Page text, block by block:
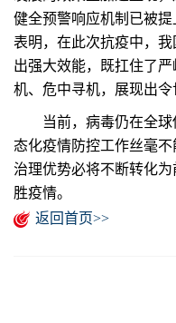
健全预警响应机制已被
表明，在此次抗疫中，
出强大效能，既扛住了
机、危中寻机，展现出令
当前，病毒仍在全球
态化疫情防控工作丝毫
治理优势必将不断转化
胜疫情。
返回首页>>